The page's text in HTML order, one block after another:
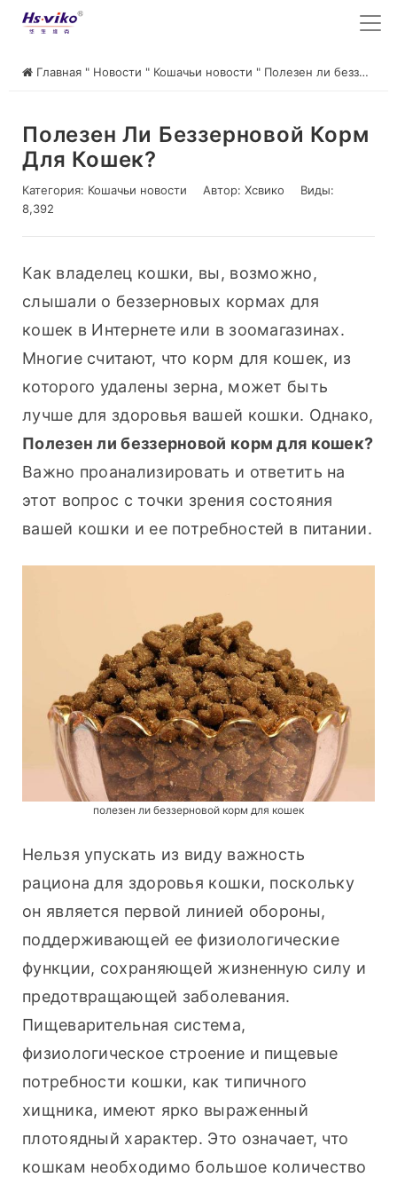
Главная " Новости " Кошачьи новости " Полезен ли беззерновой корм для кошек?
Полезен Ли Беззерновой Корм
Для Кошек?
Категория: Кошачьи новости Автор: Хсвико
Виды:
8,392
Как владелец кошки, вы, возможно,
слышали о беззерновых кормах для
кошек в Интернете или в зоомагазинах.
Многие считают, что корм для кошек, из
которого удалены зерна, может быть
лучше для здоровья вашей кошки. Однако,
Важно проанализировать и ответить на
этот вопрос с точки зрения состояния
вашей кошки и ее потребностей в питании.
полезен ли беззерновой корм для кошек
Нельзя упускать из виду важность
рациона для здоровья кошки, поскольку
он является первой линией обороны,
поддерживающей ее физиологические
функции, сохраняющей жизненную силу и
предотвращающей заболевания.
Пищеварительная система,
физиологическое строение и пищевые
потребности кошки, как типичного
хищника, имеют ярко выраженный
плотоядный характер. Это означает, что
кошкам необходимо большое количество